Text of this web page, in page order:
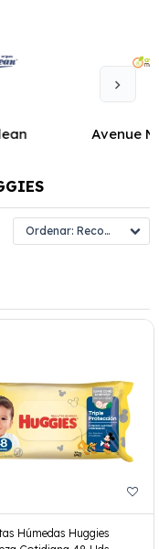
Avenue
Recomendados
Húmedas Huggies